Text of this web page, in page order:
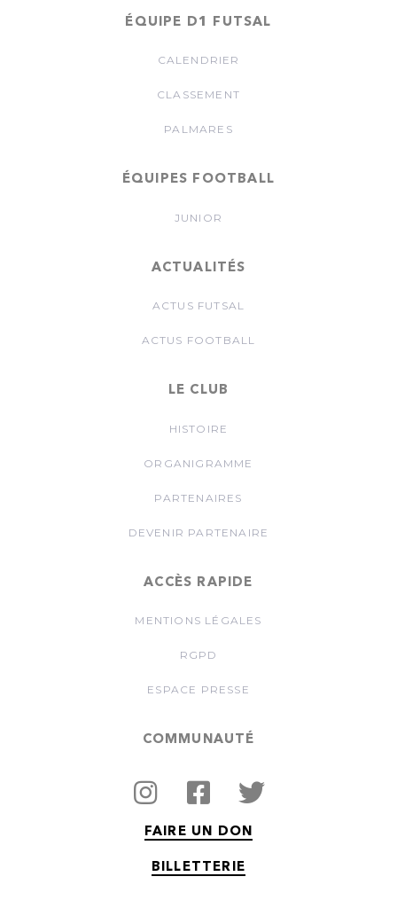
ÉQUIPE D1 FUTSAL
CALENDRIER
CLASSEMENT
PALMARES
ÉQUIPES FOOTBALL
JUNIOR
ACTUALITÉS
ACTUS FUTSAL
ACTUS FOOTBALL
LE CLUB
HISTOIRE
ORGANIGRAMME
PARTENAIRES
DEVENIR PARTENAIRE
ACCÈS RAPIDE
MENTIONS LÉGALES
RGPD
ESPACE PRESSE
COMMUNAUTÉ
FAIRE UN DON
BILLETTERIE